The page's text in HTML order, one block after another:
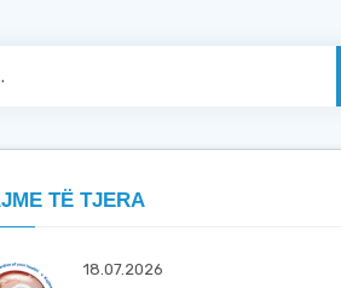
TË TJERA
18.07.2026